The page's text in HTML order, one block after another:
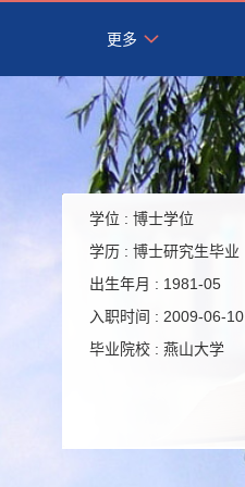
更多
学位 : 博士学位
学历 : 博士研究生毕业
出生年月 : 1981-05
入职时间 : 2009-06-10
毕业院校 : 燕山大学